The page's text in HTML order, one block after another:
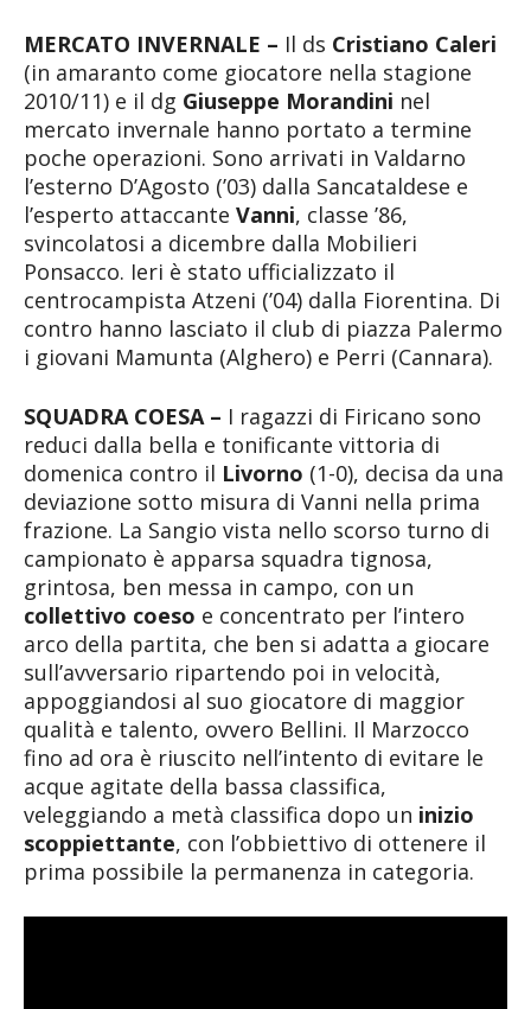
MERCATO INVERNALE – Il ds Cristiano Caleri
(in amaranto come giocatore nella stagione
2010/11) e il dg Giuseppe Morandini nel
mercato invernale hanno portato a termine
poche operazioni. Sono arrivati in Valdarno
l’esterno D’Agosto (’03) dalla Sancataldese e
l’esperto attaccante Vanni, classe ’86,
svincolatosi a dicembre dalla Mobilieri
Ponsacco. Ieri è stato ufficializzato il
centrocampista Atzeni (’04) dalla Fiorentina. Di
contro hanno lasciato il club di piazza Palermo
i giovani Mamunta (Alghero) e Perri (Cannara).
SQUADRA COESA – I ragazzi di Firicano sono
reduci dalla bella e tonificante vittoria di
domenica contro il Livorno (1-0), decisa da una
deviazione sotto misura di Vanni nella prima
frazione. La Sangio vista nello scorso turno di
campionato è apparsa squadra tignosa,
grintosa, ben messa in campo, con un
collettivo coeso e concentrato per l’intero
arco della partita, che ben si adatta a giocare
sull’avversario ripartendo poi in velocità,
appoggiandosi al suo giocatore di maggior
qualità e talento, ovvero Bellini. Il Marzocco
fino ad ora è riuscito nell’intento di evitare le
acque agitate della bassa classifica,
veleggiando a metà classifica dopo un inizio
scoppiettante, con l’obbiettivo di ottenere il
prima possibile la permanenza in categoria.